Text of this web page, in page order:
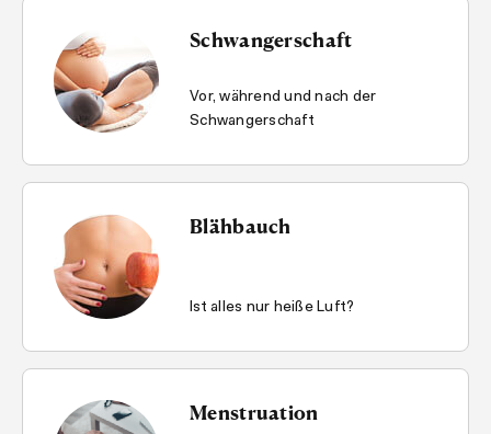
Schwangerschaft
Vor, während und nach der
Schwangerschaft
Blähbauch
Ist alles nur heiße Luft?
Menstruation